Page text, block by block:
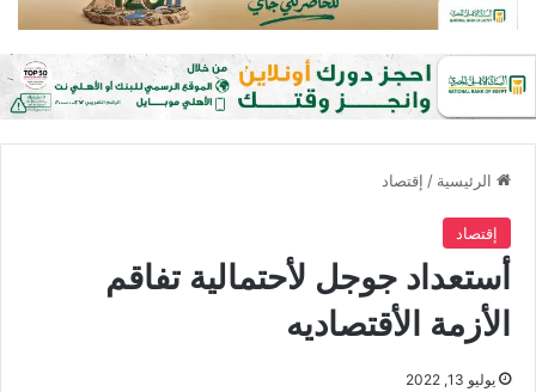
الرئيسية / إقتصاد
إقتصاد
أستعداد جوجل لأحتمالية تفاقم
الأزمة الأقتصاديه
يوليو 13, 2022